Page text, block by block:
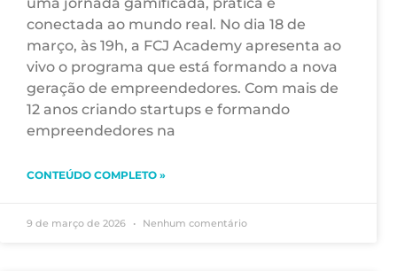
conectada ao mundo real. No dia 18 de
março, às 19h, a FCJ Academy apresenta ao
vivo o programa que está formando a nova
geração de empreendedores. Com mais de
12 anos criando startups e formando
empreendedores na
CONTEÚDO COMPLETO »
9 de março de 2026 Nenhum comentário